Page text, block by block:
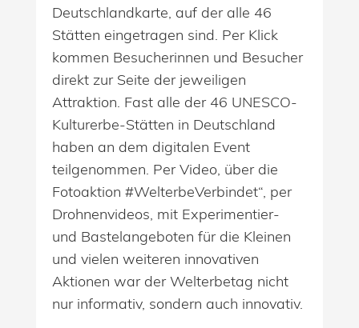
Deutschlandkarte, auf der alle 46
Stätten eingetragen sind. Per Klick
kommen Besucherinnen und Besucher
direkt zur Seite der jeweiligen
Attraktion. Fast alle der 46 UNESCO-
Kulturerbe-Stätten in Deutschland
haben an dem digitalen Event
teilgenommen. Per Video, über die
Fotoaktion #WelterbeVerbindet“, per
Drohnenvideos, mit Experimentier-
und Bastelangeboten für die Kleinen
und vielen weiteren innovativen
Aktionen war der Welterbetag nicht
nur informativ, sondern auch innovativ.